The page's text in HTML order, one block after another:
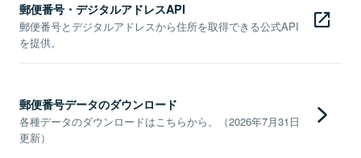
郵便番号・デジタルアドレスAPI
郵便番号とデジタルアドレスから住所を取得できる公式API
を提供。
郵便番号データのダウンロード
各種データのダウンロードはこちらから。（2026年7月31日
更新）